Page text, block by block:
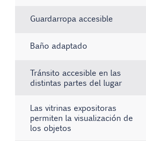
Guardarropa accesible
Baño adaptado
Tránsito accesible en las
distintas partes del lugar
Las vitrinas expositoras
permiten la visualización de
los objetos